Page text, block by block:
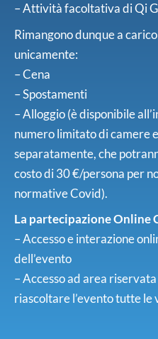
– Attività facoltativa di Qi
Rimangono dunque a
unicamente:
– Cena
– Spostamenti
– Alloggio (è disponibile
numero limitato di camere
separatamente, che
costo di 30 €/persona per
normative Covid).
La partecipazione Online
– Accesso e interazione
dell’evento
– Accesso ad area
riascoltare l’evento tutte le